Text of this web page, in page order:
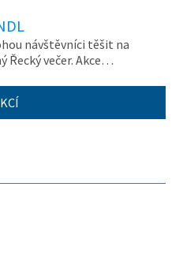
návštěvníci těšit na
Řecký večer. Akce…